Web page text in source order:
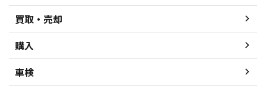
買取・売却
購入
車検